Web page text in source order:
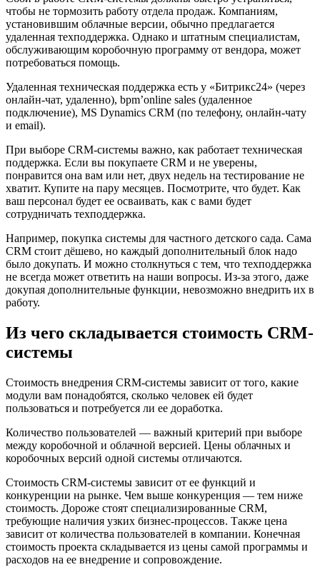
чтобы не тормозить работу отдела продаж. Компаниям,
установившим облачные версии, обычно предлагается
удаленная техподдержка. Однако и штатным специалистам,
обслуживающим коробочную программу от вендора, может
потребоваться помощь.
Удаленная техническая поддержка есть у «Битрикс24» (через
онлайн-чат, удаленно), bpm’online sales (удаленное
подключение), MS Dynamics CRM (по телефону, онлайн-чату
и email).
При выборе CRM-системы важно, как работает техническая
поддержка. Если вы покупаете CRM и не уверены,
понравится она вам или нет, двух недель на тестирование не
хватит. Купите на пару месяцев. Посмотрите, что будет. Как
ваш персонал будет ее осваивать, как с вами будет
сотрудничать техподдержка.
Например, покупка системы для частного детского сада. Сама
CRM стоит дёшево, но каждый дополнительный блок надо
было докупать. И можно столкнуться с тем, что техподдержка
не всегда может ответить на наши вопросы. Из-за этого, даже
докупая дополнительные функции, невозможно внедрить их в
работу.
Из чего складывается стоимость CRM-
системы
Стоимость внедрения CRM-системы зависит от того, какие
модули вам понадобятся, сколько человек ей будет
пользоваться и потребуется ли ее доработка.
Количество пользователей — важный критерий при выборе
между коробочной и облачной версией. Цены облачных и
коробочных версий одной системы отличаются.
Стоимость CRM-системы зависит от ее функций и
конкуренции на рынке. Чем выше конкуренция — тем ниже
стоимость. Дороже стоят специализированные CRM,
требующие наличия узких бизнес-процессов. Также цена
зависит от количества пользователей в компании. Конечная
стоимость проекта складывается из цены самой программы и
расходов на ее внедрение и сопровождение.